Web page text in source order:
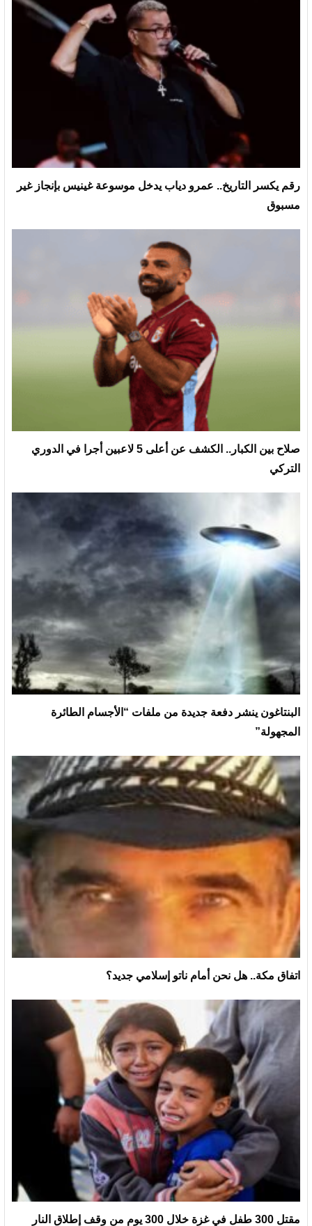
رقم يكسر التاريخ.. عمرو دياب يدخل موسوعة غينيس بإنجاز غير
مسبوق
صلاح بين الكبار.. الكشف عن أعلى 5 لاعبين أجرا في الدوري
التركي
البنتاغون ينشر دفعة جديدة من ملفات “الأجسام الطائرة
المجهولة”
اتفاق مكة.. هل نحن أمام ناتو إسلامي جديد؟
مقتل 300 طفل في غزة خلال 300 يوم من وقف إطلاق النار